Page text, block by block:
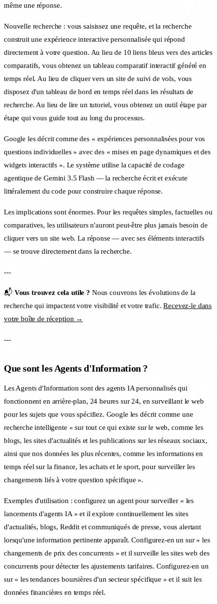
même une réponse.
Nouvelle recherche : vous saisissez une requête, et la recherche
construit une expérience interactive personnalisée qui répond
directement à votre question. Au lieu de 10 liens bleus vers des articles
comparatifs, vous obtenez un tableau comparatif interactif généré en
temps réel. Au lieu de cliquer vers un site de suivi de vols, vous
disposez d'un tableau de bord en temps réel dans les résultats de
recherche. Au lieu de lire un tutoriel, vous obtenez un outil étape par
étape qui vous guide tout au long du processus.
Google les décrit comme des « expériences personnalisées pour vos
questions individuelles » avec des « mises en page dynamiques et des
widgets interactifs ». Le système utilise la capacité de codage
agentique de Gemini 3.5 Flash — la recherche écrit et exécute
littéralement du code pour construire chaque réponse.
Les implications sont énormes. Pour les requêtes simples, factuelles ou
comparatives, les utilisateurs n'auront peut-être plus jamais besoin de
cliquer vers un site web. La réponse — avec ses éléments interactifs
— se trouve directement dans la recherche.
---
📬 Vous trouvez cela utile ? Nous couvrons les évolutions de la
recherche qui impactent votre visibilité et votre trafic.Recevez-le dans
votre boîte de réception →
---
Que sont les Agents d'Information ?
Les Agents d'Information sont des agents IA personnalisés qui
fonctionnent en arrière-plan, 24 heures sur 24, en surveillant le web
pour les sujets que vous spécifiez. Google les décrit comme une
recherche intelligente « sur tout ce qui existe sur le web, comme les
blogs, les sites d'actualités et les publications sur les réseaux sociaux,
ainsi que nos données les plus récentes, comme les informations en
temps réel sur la finance, les achats et le sport, pour surveiller les
changements liés à votre question spécifique ».
Exemples d'utilisation : configurez un agent pour surveiller « les
lancements d'agents IA » et il explore continuellement les sites
d'actualités, blogs, Reddit et communiqués de presse, vous alertant
lorsqu'une information pertinente apparaît. Configurez-en un sur « les
changements de prix des concurrents » et il surveille les sites web des
concurrents pour détecter les ajustements tarifaires. Configurez-en un
sur « les tendances boursières d'un secteur spécifique » et il suit les
données financières en temps réel.